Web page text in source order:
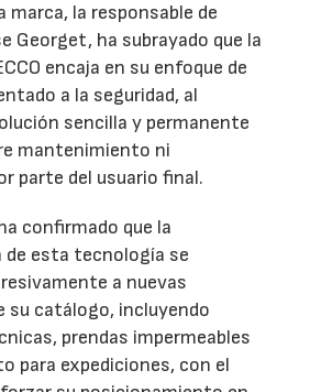
marca, la responsable de
Georget, ha subrayado que la
encaja en su enfoque de
a la seguridad, al
sencilla y permanente
mantenimiento ni
parte del usuario final.
confirmado que la
de esta tecnología se
a nuevas
su catálogo, incluyendo
prendas impermeables
para expediciones, con el